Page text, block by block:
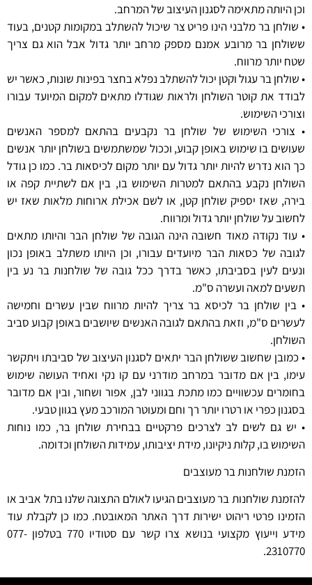
וכן היותה מתאימה לסגנון העיצוב של המרחב.
• שולחן בר מלבני הינו פריט צר שיכול להשתלב במקומות קטנים, בעוד
ששולחן בר מרובע אמנם מספק מרחב יותר גדול אבל הוא גם צריך
שטח יותר מרווח.
• שולחן בר עגול וקטן יכול להשתלב נפלא בחצר בפינות שונות, כאשר יש
לבודד את קוטר השולחן ולראות שגודלו מתאים למקום המיועד עבורו
וצורכי השימוש.
• צורכי השימוש של שולחן בר נקבעים בהתאם למספר האנשים
שעושים בו שימוש באופן קבוע, וככול שמשתמשים בשולחן יותר אנשים
כך הוא נדרש להיות יותר גדול עם יותר מקום לכיסאות בר. כמו כן גודל
השולחן נקבע בהתאם למטרות השימוש בו, בין אם לשתיית קפה או
בירה, שאז יספיק שולחן קטן, או לשם אכילת ארוחות מלאות שאז יש
לחשוב על שולחן יותר גדול ומרווח.
• עוד נקודה מאוד חשובה הינה הגובה של שולחן הבר והיותו מתאים
לגובה של כסאות הבר מיועדים עבורו, וכן היותו משתלב באופן נכון
ונעים לעין בסביבתו, כאשר בדרך ככל גובה של שולחנות בר נע בין
תשעים למאה ועשרה ס"מ.
• בין שולחן בר לכיסא בר צריך להיות מרווח שבין עשרים וחמישה
לעשרים ס"מ, וזאת בהתאם לגובה האנשים שיושבים באופן קבוע סביב
השולחן.
• כמובן שחשוב ששולחן הבר יתאים לסגנון העיצוב של סביבתו ויתקשר
עימו, בין אם מדובר במרחב מודרני עם קו נקי ואחיד העושה שימוש
בחומרים עכשוויים כמו מתכת בגווני לבן, אפור ושחור, ובין אם מדובר
בסגנון כפרי או רטרו יותר רך וחם ומעוטר המורכב מעץ בגוון טבעי.
• יש גם לשים לב לצרכים פרקטיים בבחירת שולחן בר, כמו נוחות
השימוש בו, קלות ניקיונו, מידת יציבותו, עמידות השולחן וכדומה.
הזמנת שולחנות בר מעוצבים
להזמנת שולחנות בר מעוצבים הגיעו לאולם התצוגה שלנו בתל אביב או
הזמינו פרטי ריהוט ישירות דרך האתר המאובטח. כמו כן לקבלת עוד
מידע וייעוץ מקצועי בנושא צרו קשר עם סטודיו 770 בטלפון 077-
2310770.